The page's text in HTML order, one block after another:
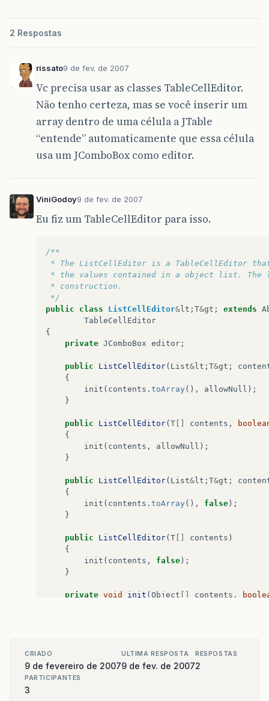
2 Respostas
rissato9 de fev. de 2007
Vc precisa usar as classes TableCellEditor.
Não tenho certeza, mas se você inserir um
array dentro de uma célula a JTable
“entende” automaticamente que essa célula
usa um JComboBox como editor.
ViniGodoy9 de fev. de 2007
Eu fiz um TableCellEditor para isso.
/**
* The ListCellEditor is a TableCellEditor
* the values contained in a object list. The
* construction.
*/
public
class ListCellEditor& lt ; T&gt ; extends
TableCellEditor
{
private JComboBox editor ;
public ListCellEditor( List& lt ; T&gt ;
{
init ( contents . toArray (), allowNull );
}
public ListCellEditor( T contents ,
{
init ( contents , allowNull );
}
public ListCellEditor( List& lt ; T&gt ;
{
init ( contents . toArray (), false );
}
public ListCellEditor( T contents )
{
init ( contents , false );
}
private void init ( Object contents ,
setEditable(false);
editor.putClientProperty(
CRIADO
9 de fevereiro de 2007
ULTIMA RESPOSTA
9 de fev. de 2007
RESPOSTAS
2
PARTICIPANTES
3